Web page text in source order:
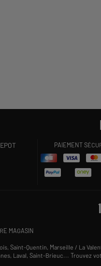
PAIEMENT
MAGASIN
Saint-Quentin, Marseille / La
Laval,Saint-Brieuc...Trouvez